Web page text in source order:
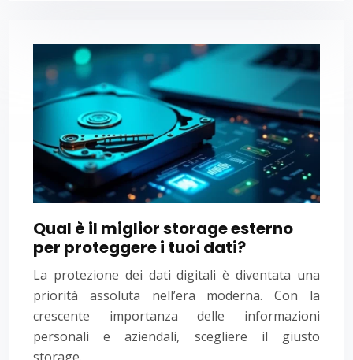
Qual è il miglior storage esterno
per proteggere i tuoi dati?
La protezione dei dati digitali è diventata una
priorità assoluta nell’era moderna. Con la
crescente importanza delle informazioni
personali e aziendali, scegliere il giusto